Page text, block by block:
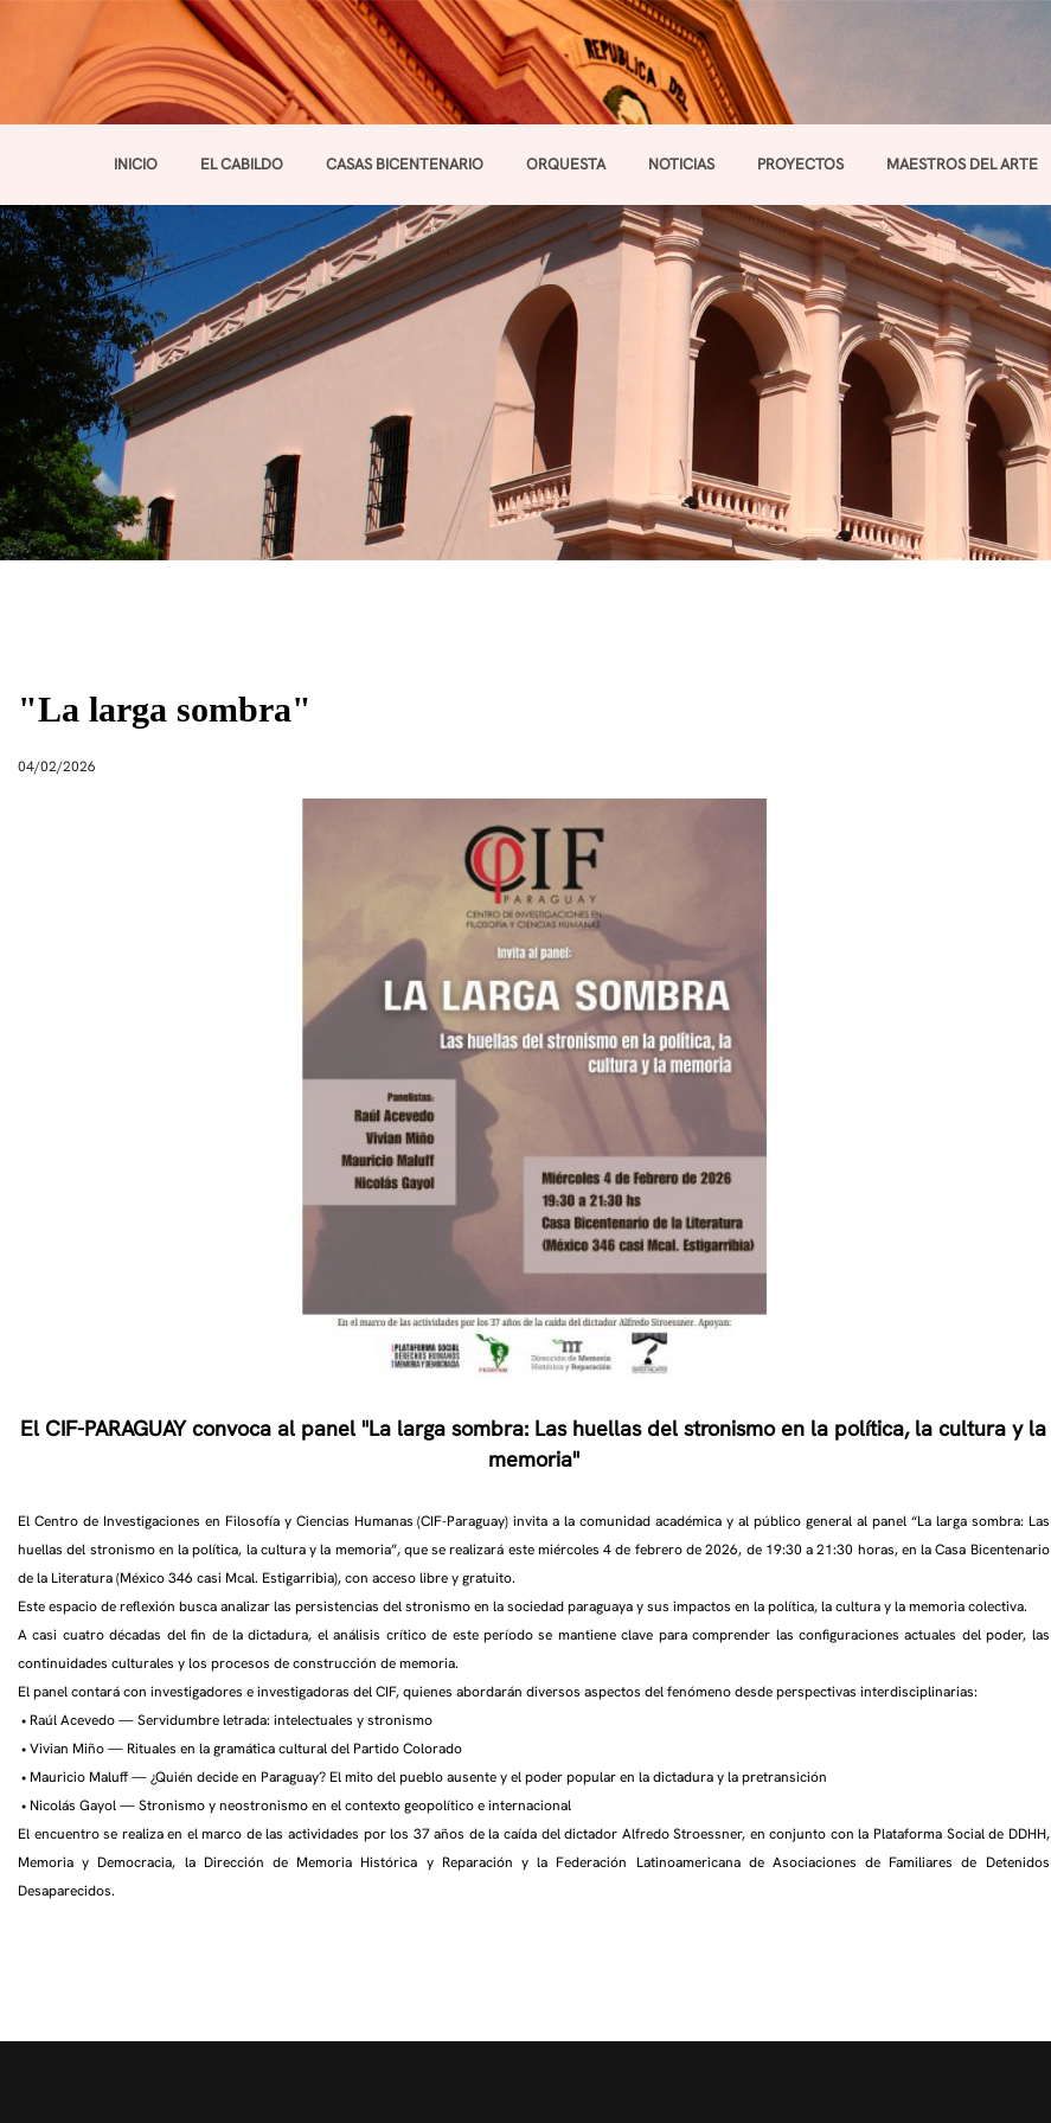
INICIO EL CABILDO
CASAS BICENTENARIO
ORQUESTA
NOTICIAS PROYECTOS MAESTROS DEL ARTE
"La larga sombra"
04/02/2026
El CIF-PARAGUAY convoca al panel "La larga sombra: Las huellas delstronismo en la política, la cultura y la
memoria"
El Centro de Investigaciones en Filosofía y Ciencias Humanas (CIF-Paraguay) invita a la comunidad académica y al público general al panel “La larga sombra: Las
huellas del stronismo en la política, la cultura y la memoria”, que se realizará este miércoles 4 de febrero de 2026, de 19:30 a 21:30 horas, en la Casa Bicentenario
de la Literatura (México 346 casi Mcal. Estigarribia), con acceso libre y gratuito.
Este espacio de reflexión busca analizar las persistencias del stronismo en la sociedad paraguaya y sus impactos en la política, la cultura y la memoria colectiva.
A casi cuatro décadas del fin de la dictadura, el análisis crítico de este período se mantiene clave para comprender las configuraciones actuales del poder, las
continuidades culturales y los procesos de construcción de memoria.
El panel contará con investigadores e investigadoras del CIF, quienes abordarán diversos aspectos del fenómeno desde perspectivas interdisciplinarias:
• Raúl Acevedo — Servidumbre letrada: intelectuales y stronismo
• Vivian Miño — Rituales en la gramática cultural del Partido Colorado
• Mauricio Maluff — ¿Quién decide en Paraguay? El mito del pueblo ausente y el poder popular en la dictadura y la pretransición
• Nicolás Gayol — Stronismo y neostronismo en el contexto geopolítico e internacional
El encuentro se realiza en el marco de las actividades por los 37 años de la caída del dictador Alfredo Stroessner, en conjunto con la Plataforma Social de DDHH,
Memoria y Democracia, la Dirección de Memoria Histórica y Reparación y la Federación Latinoamericana de Asociaciones de Familiares de Detenidos
Desaparecidos.